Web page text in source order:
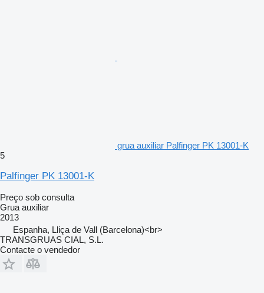
grua auxiliar Palfinger PK 13001-K
5
Palfinger PK 13001-K
Preço sob consulta
Grua auxiliar
2013
Espanha, Lliça de Vall (Barcelona)<br>
TRANSGRUAS CIAL, S.L.
Contacte o vendedor